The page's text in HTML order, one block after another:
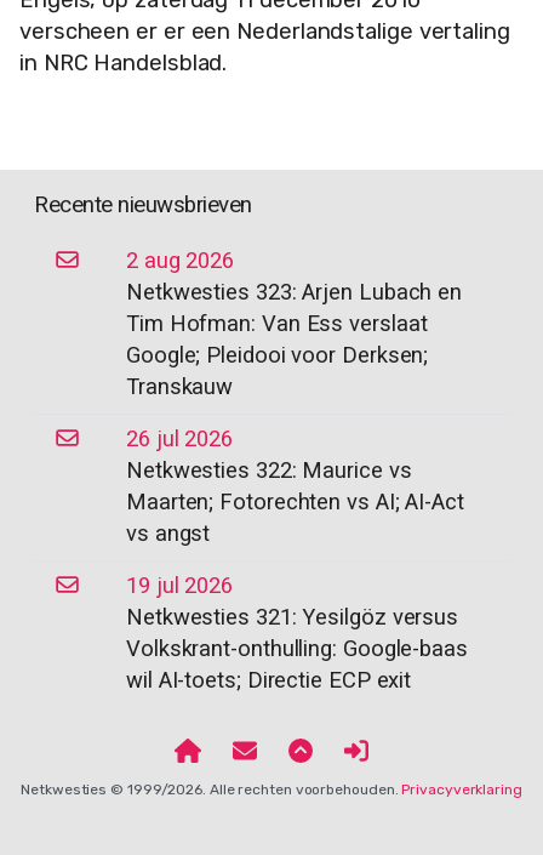
verscheen er er een Nederlandstalige vertaling
in NRC Handelsblad.
Recente nieuwsbrieven
2 aug 2026
Netkwesties 323: Arjen Lubach en
Tim Hofman: Van Ess verslaat
Google; Pleidooi voor Derksen;
Transkauw
26 jul 2026
Netkwesties 322: Maurice vs
Maarten; Fotorechten vs AI; AI-Act
vs angst
19 jul 2026
Netkwesties 321: Yesilgöz versus
Volkskrant-onthulling: Google-baas
wil AI-toets; Directie ECP exit
Netkwesties © 1999/2026. Alle rechten voorbehouden.Privacyverklaring